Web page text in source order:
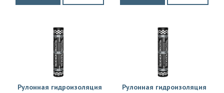
Рулонная гидроизоляция
Рулонная гидроизоляция